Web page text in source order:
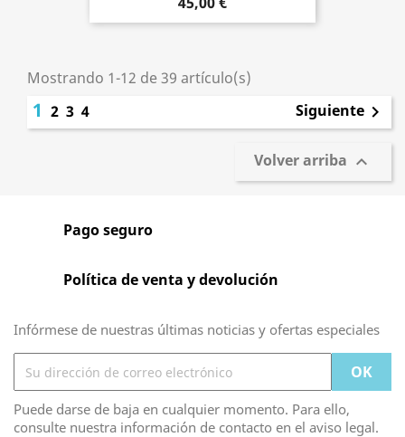
Mostrando 1-12 de 39 artículo(s)
1 2 3 4 Siguiente 
Volver arriba 
Pago seguro
Política de venta y devolución
Infórmese de nuestras últimas noticias y ofertas especiales
Puede darse de baja en cualquier momento. Para ello,
consulte nuestra información de contacto en el aviso legal.